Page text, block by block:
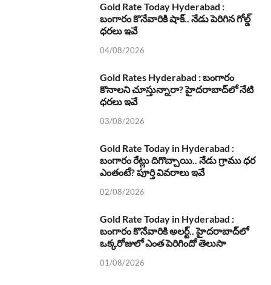
Gold Rate Today Hyderabad :
బంగారం కొనేవారికి షాక్.. నేడు పెరిగిన గోల్డ్
ధరలు ఇవే
04/08/2026
Gold Rates Hyderabad : బంగారం
కొనాలని చూస్తున్నారా? హైదరాబాద్‌లో నేటి
ధరలు ఇవే
03/08/2026
Gold Rate Today in Hyderabad :
బంగారం రేట్లు దిగొచ్చాయి.. నేడు గ్రాము ధర
ఎంతంటే? పూర్తి వివరాలు ఇవే
02/08/2026
Gold Rate Today in Hyderabad :
బంగారం కొనేవారికి అలర్ట్.. హైదరాబాద్‌లో
ఒక్కరోజులో ఎంత పెరిగిందో తెలుసా
01/08/2026